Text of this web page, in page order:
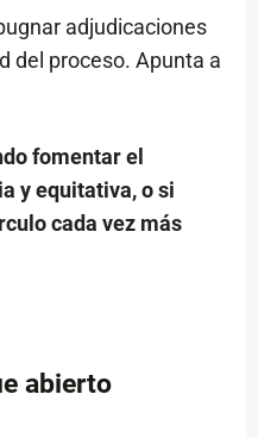
adjudicaciones
del proceso. Apunta a
fomentar el
y equitativa, o si
cada vez más
abierto